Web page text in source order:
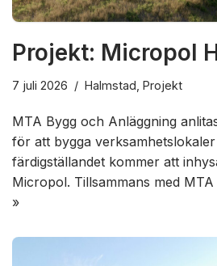
Projekt: Micropol
7 juli 2026 Halmstad Projekt
MTA Bygg och Anläggning
för att bygga
färdigställandet kommer att
Micropol. Tillsammans med
»